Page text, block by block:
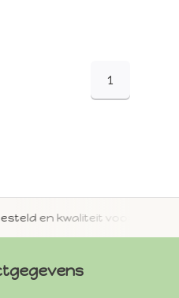
1
kwaliteit voorop.